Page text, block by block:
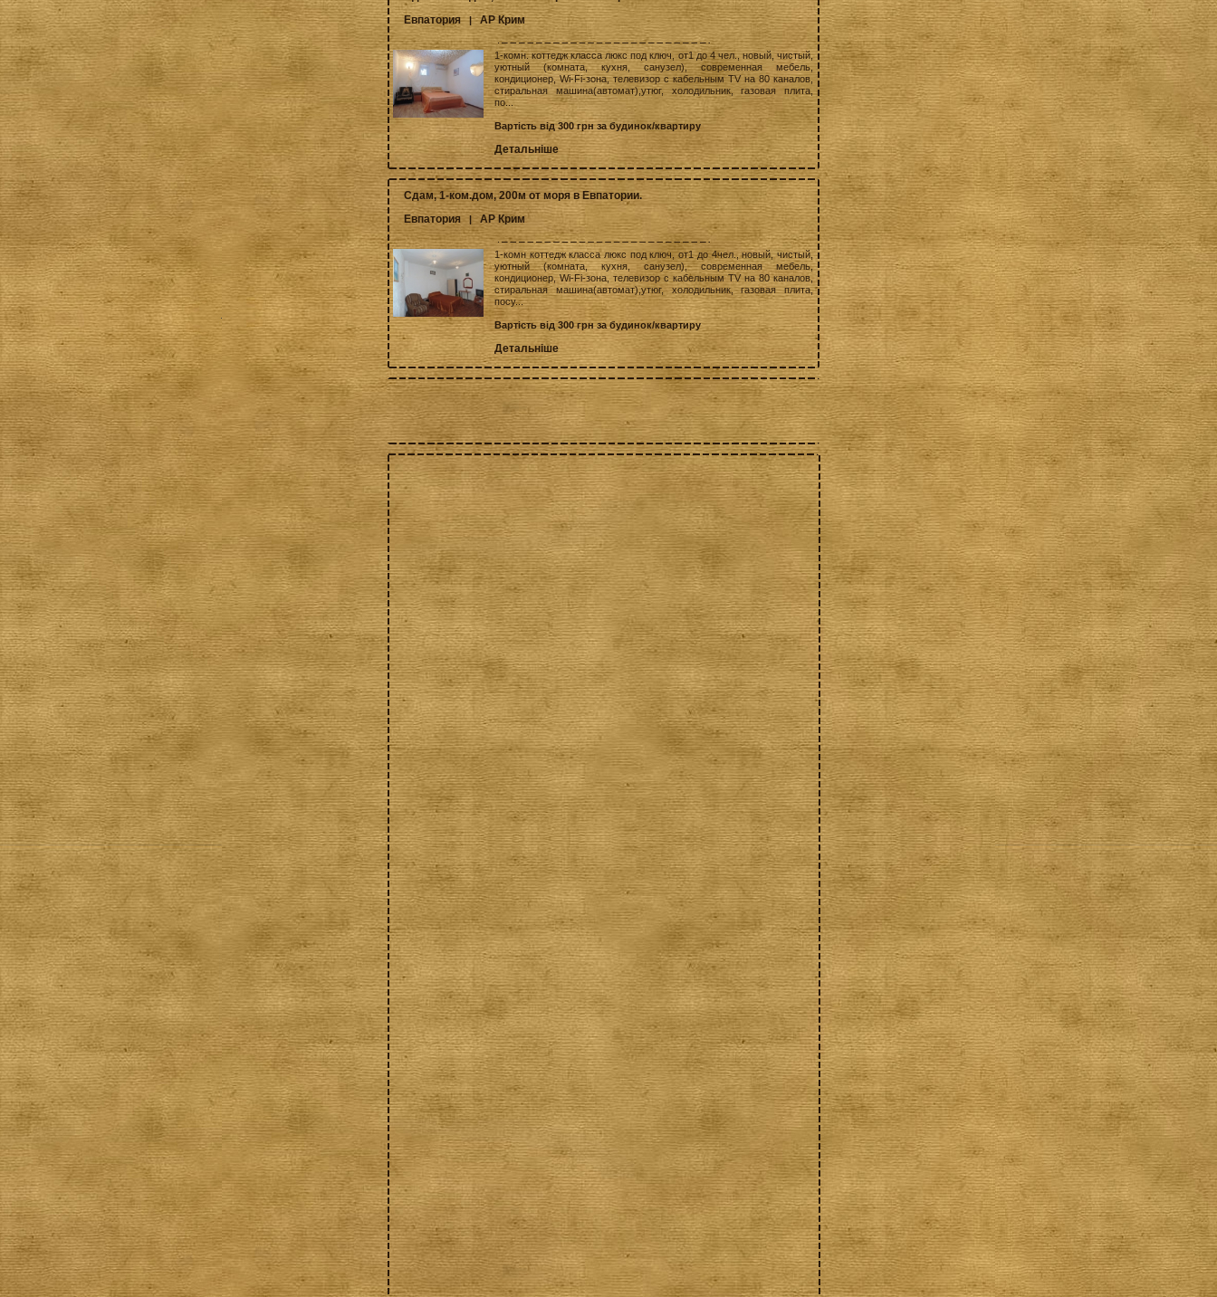
Евпатория |АР Крим
1-комн. коттедж класса люкс под ключ, от1 до 4 чел., новый, чистый,
уютный (комната, кухня, санузел), современная мебель,
кондиционер, Wi-Fi-зона, телевизор с кабельным TV на 80 каналов,
стиральная машина(автомат),утюг, холодильник, газовая плита,
по...
Вартість від 300 грн за будинок/квартиру
Детальніше
Сдам, 1-ком.дом, 200м от моря в Евпатории.
Евпатория
| АР Крим
1-комн коттедж класса люкс под ключ, от1 до 4чел., новый, чистый,
уютный (комната, кухня, санузел), современная мебель,
кондиционер, Wi-Fi-зона, телевизор с кабельным TV на 80 каналов,
стиральная машина(автомат),утюг, холодильник, газовая плита,
посу...
Вартість від 300 грн за будинок/квартиру
Детальніше